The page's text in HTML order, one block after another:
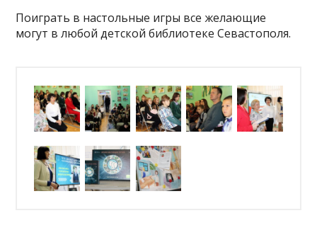
Поиграть в настольные игры все желающие
могут в любой детской библиотеке Севастополя.